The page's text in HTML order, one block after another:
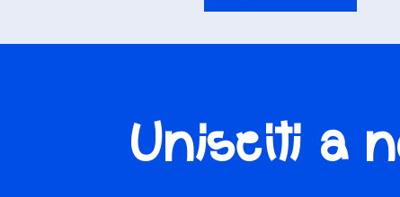
Unisciti a